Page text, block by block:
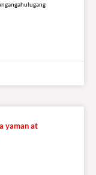
yaman at